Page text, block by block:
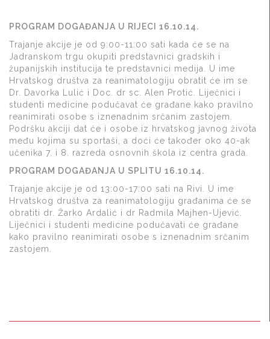
PROGRAM DOGAĐANJA U RIJECI 16.10.14.
Trajanje akcije je od 9:00-11:00 sati kada će se na
Jadranskom trgu okupiti predstavnici gradskih i
županijskih institucija te predstavnici medija. U ime
Hrvatskog društva za reanimatologiju obratit će im se
Dr. Davorka Lulić i Doc. dr sc. Alen Protić. Liječnici i
studenti medicine podučavat će građane kako pravilno
reanimirati osobe s iznenadnim srčanim zastojem.
Podršku akciji dat će i osobe iz hrvatskog javnog života
među kojima su sportaši, a doći će također oko 40-ak
učenika 7. i 8. razreda osnovnih škola iz centra grada.
PROGRAM DOGAĐANJA U SPLITU 16.10.14.
Trajanje akcije je od 13:00-17:00 sati na Rivi. U ime
Hrvatskog društva za reanimatologiju građanima će se
obratiti dr. Žarko Ardalić i dr Radmila Majhen-Ujević.
Liječnici i studenti medicine podučavati će građane
kako pravilno reanimirati osobe s iznenadnim srčanim
zastojem.